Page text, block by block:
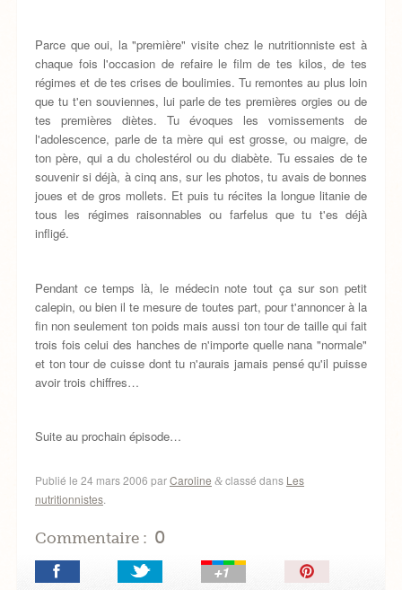
Parce que oui, la "première" visite chez le nutritionniste est à
chaque fois l'occasion de refaire le film de tes kilos, de tes
régimes et de tes crises de boulimies. Tu remontes au plus loin
que tu t'en souviennes, lui parle de tes premières orgies ou de
tes premières diètes. Tu évoques les vomissements de
l'adolescence, parle de ta mère qui est grosse, ou maigre, de
ton père, qui a du cholestérol ou du diabète. Tu essaies de te
souvenir si déjà, à cinq ans, sur les photos, tu avais de bonnes
joues et de gros mollets. Et puis tu récites la longue litanie de
tous les régimes raisonnables ou farfelus que tu t'es déjà
infligé.
Pendant ce temps là, le médecin note tout ça sur son petit
calepin, ou bien il te mesure de toutes part, pour t'annoncer à la
fin non seulement ton poids mais aussi ton tour de taille qui fait
trois fois celui des hanches de n'importe quelle nana "normale"
et ton tour de cuisse dont tu n'aurais jamais pensé qu'il puisse
avoir trois chiffres…
Suite au prochain épisode…
Publié le 24 mars 2006 parCaroline &classé dans Les
nutritionnistes.
Commentaire : 0
Épingler!